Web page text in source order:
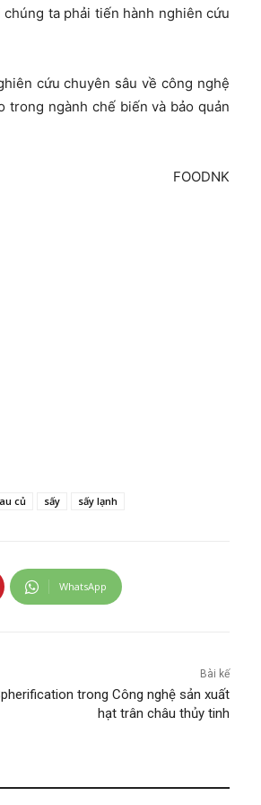
ta phải tiến hành nghiên cứu
cứu chuyên sâu về công nghệ
trong ngành chế biến và bảo quản
FOODNK
củ sấy sấy lạnh
WhatsApp
Bài kế
trong Công nghệ sản xuất
hạt trân châu thủy tinh